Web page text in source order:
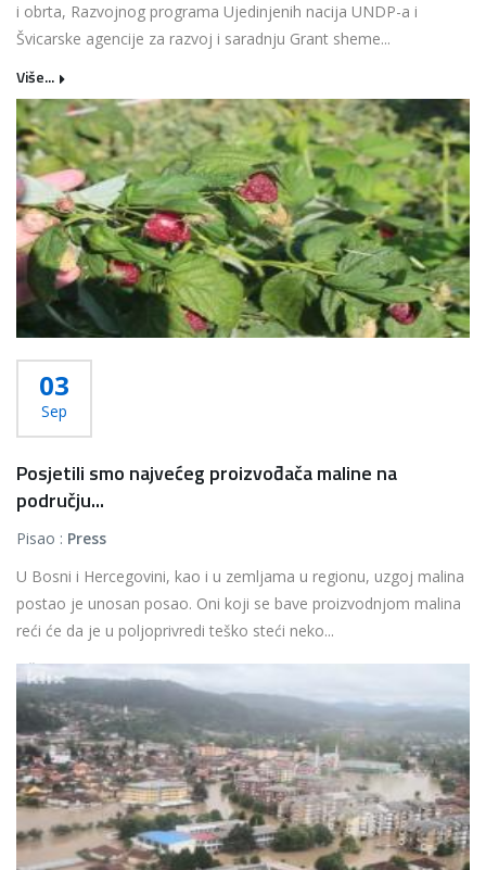
i obrta, Razvojnog programa Ujedinjenih nacija UNDP-a i
Švicarske agencije za razvoj i saradnju Grant sheme...
Više...
03
Sep
Posjetili smo najvećeg proizvođača maline na
području...
Pisao : Press
U Bosni i Hercegovini, kao i u zemljama u regionu, uzgoj malina
postao je unosan posao. Oni koji se bave proizvodnjom malina
reći će da je u poljoprivredi teško steći neko...
Više...